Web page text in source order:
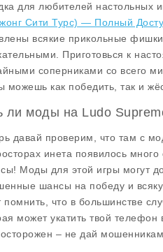
для любителей настольных
Сити Турс) — Полный
всякие прикольные
Приготовься к
соперниками со всего
можешь как победить, так и
ли моды на Ludo
давай проверим, что там с
инета появилось
Моды для этой игры могут
шансы на победу и
помнить, что в большинстве
может укатить твой
– не дай